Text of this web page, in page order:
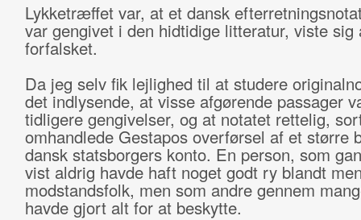
Lykketræffet var, at et dansk
var gengivet i den hidtidige litteratur, viste
forfalsket.
Da jeg selv fik lejlighed til at studere
det indlysende, at visse afgørende passager
tidligere gengivelser, og at notatet rettelig,
omhandlede Gestapos overførsel af et større
dansk statsborgers konto. En person, som
vist aldrig havde haft noget godt ry blandt
modstandsfolk, men som andre gennem
havde gjort alt for at beskytte.